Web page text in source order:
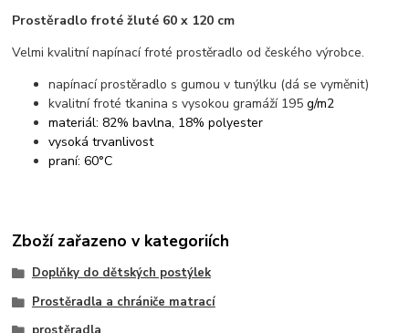
Prostěradlo froté žluté 60 x 120 cm
Velmi kvalitní napínací froté prostěradlo od českého výrobce.
napínací prostěradlo s gumou v tunýlku (dá se vyměnit)
kvalitní froté tkanina s vysokou gramáží 195 g/m2
materiál: 82% bavlna, 18% polyester
vysoká trvanlivost
praní: 60°C
Zboží zařazeno v kategoriích
Doplňky do dětských postýlek
Prostěradla a chrániče matrací